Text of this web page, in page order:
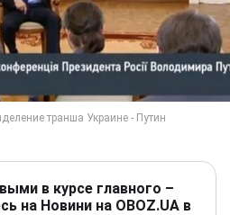
в курсе главного –
на Новини на OBOZ.UA в